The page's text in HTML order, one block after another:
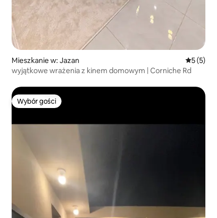
Mieszkanie w: Jazan Średnia
5 (5)
wyjątkowe wrażenia z kinem domowym | Corniche Rd
Wybór gości
Wybór gości